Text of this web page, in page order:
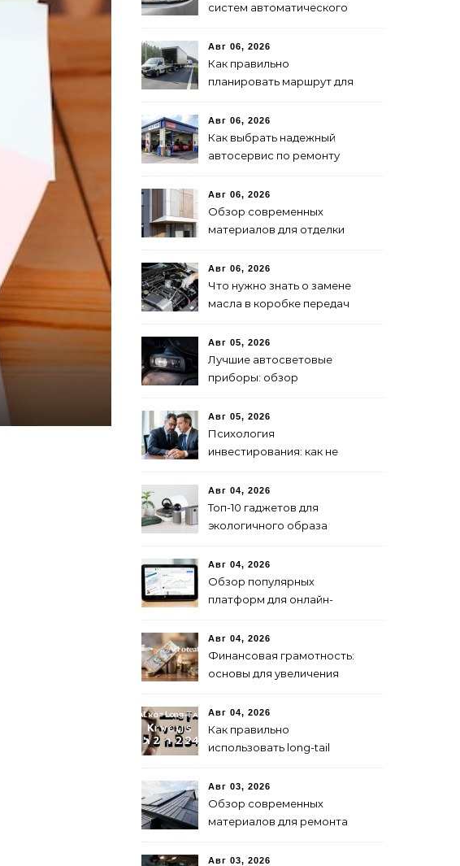
систем автоматического
советы и рекомендации
Авг 06, 2026
Как правильно
планировать маршрут для
и методы
Авг 06, 2026
Как выбрать надежный
автосервис по ремонту
рекомендации
Авг 06, 2026
Обзор современных
материалов для отделки
решения
Авг 06, 2026
Что нужно знать о замене
масла в коробке передач
Авг 05, 2026
Лучшие автосветовые
приборы: обзор
безопасной езды
Авг 05, 2026
Психология
инвестирования: как не
рынка
Авг 04, 2026
Топ-10 гаджетов для
экологичного образа
Авг 04, 2026
Обзор популярных
платформ для онлайн-
Авг 04, 2026
Финансовая грамотность:
основы для увеличения
Авг 04, 2026
Как правильно
использовать long-tail
году для продвижения
сайта
Авг 03, 2026
Обзор современных
материалов для ремонта
Авг 03, 2026